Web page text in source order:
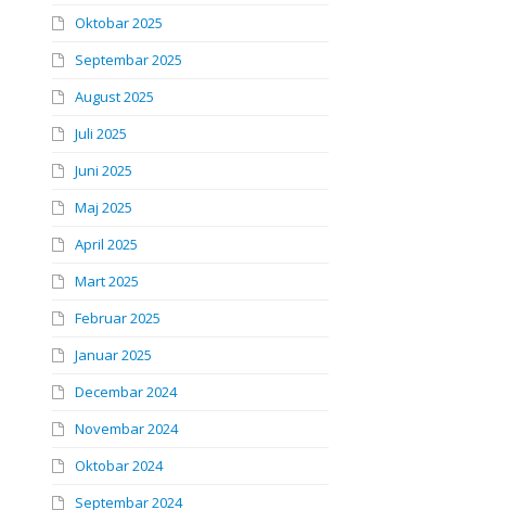
Oktobar 2025
Septembar 2025
August 2025
Juli 2025
Juni 2025
Maj 2025
April 2025
Mart 2025
Februar 2025
Januar 2025
Decembar 2024
Novembar 2024
Oktobar 2024
Septembar 2024